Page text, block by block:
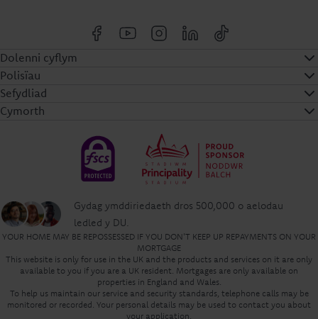
Dolenni cyflym
Polisïau
Sefydliad
Cymorth
Gydag ymddiriedaeth dros 500,000 o aelodau
ledled y DU.
YOUR HOME MAY BE REPOSSESSED IF YOU DON'T KEEP UP REPAYMENTS ON YOUR
MORTGAGE
This website is only for use in the UK and the products and services on it are only
available to you if you are a UK resident. Mortgages are only available on
properties in England and Wales.
To help us maintain our service and security standards, telephone calls may be
monitored or recorded. Your personal details may be used to contact you about
your application.